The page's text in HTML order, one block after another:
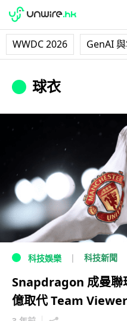
WWDC 2026 GenAI
球衣
科技娛樂 科技新聞
Snapdragon 成曼聯
億取代 Team Viewer